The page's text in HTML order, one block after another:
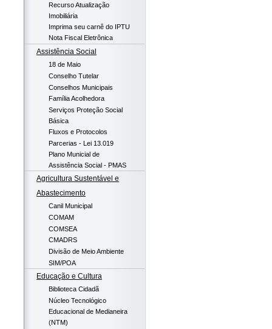
Recurso Atualização
Imobiliária
Imprima seu carnê do IPTU
Nota Fiscal Eletrônica
Assistência Social
18 de Maio
Conselho Tutelar
Conselhos Municipais
Família Acolhedora
Serviços Proteção Social
Básica
Fluxos e Protocolos
Parcerias - Lei 13.019
Plano Municial de
Assistência Social - PMAS
Agricultura Sustentável e
Abastecimento
Canil Municipal
COMAM
COMSEA
CMADRS
Divisão de Meio Ambiente
SIM/POA
Educação e Cultura
Biblioteca Cidadã
Núcleo Tecnológico
Educacional de Medianeira
(NTM)